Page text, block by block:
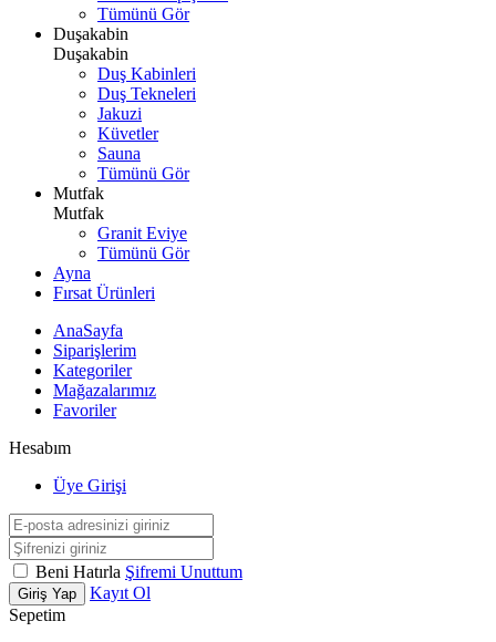
Tümünü Gör
Duşakabin
Duşakabin
Duş Kabinleri
Duş Tekneleri
Jakuzi
Küvetler
Sauna
Tümünü Gör
Mutfak
Mutfak
Granit Eviye
Tümünü Gör
Ayna
Fırsat Ürünleri
AnaSayfa
Siparişlerim
Kategoriler
Mağazalarımız
Favoriler
Hesabım
Üye Girişi
Beni Hatırla Şifremi Unuttum
Giriş Yap
Kayıt Ol
Sepetim